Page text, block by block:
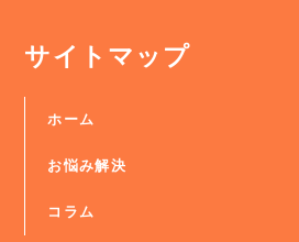
サイトマップ
ホーム
お悩み解決
コラム